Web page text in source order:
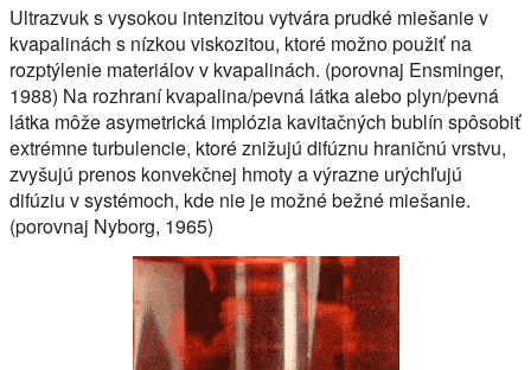
Ultrazvuk s vysokou intenzitou vytvára prudké miešanie v
kvapalinách s nízkou viskozitou, ktoré možno použiť na
rozptýlenie materiálov v kvapalinách. (porovnaj Ensminger,
1988) Na rozhraní kvapalina/pevná látka alebo plyn/pevná
látka môže asymetrická implózia kavitačných bublín spôsobiť
extrémne turbulencie, ktoré znižujú difúznu hraničnú vrstvu,
zvyšujú prenos konvekčnej hmoty a výrazne urýchľujú
difúziu v systémoch, kde nie je možné bežné miešanie.
(porovnaj Nyborg, 1965)